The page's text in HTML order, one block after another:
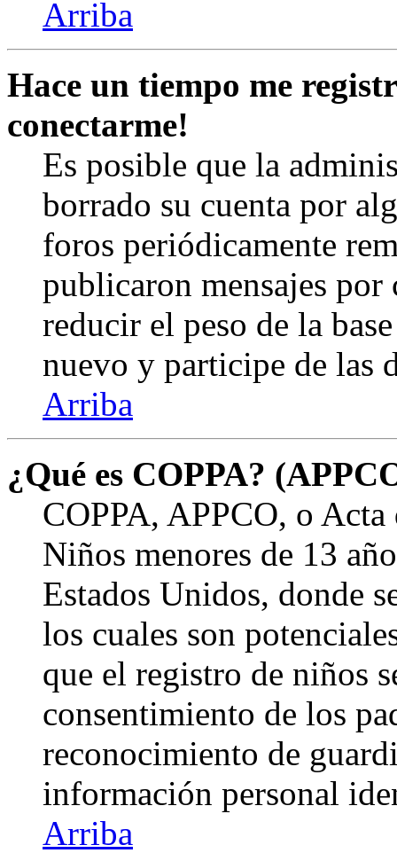
Arriba
Hace un tiempo me
conectarme!
Es posible que la
borrado su cuenta por
foros periódicamente
publicaron mensajes
reducir el peso de la
nuevo y participe de las
Arriba
¿Qué es COPPA?
COPPA, APPCO, o
Niños menores de 13
Estados Unidos, donde
los cuales son
que el registro de niños
consentimiento de los
reconocimiento de
información personal
Arriba